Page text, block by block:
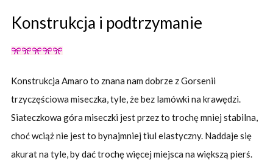
Konstrukcja i podtrzymanie
Konstrukcja Amaro to znana nam dobrze z Gorsenii
trzyczęściowa miseczka, tyle, że bez lamówki na krawędzi.
Siateczkowa góra miseczki jest przez to trochę mniej stabilna,
choć wciąż nie jest to bynajmniej tiul elastyczny. Naddaje się
akurat na tyle, by dać trochę więcej miejsca na większą pierś.